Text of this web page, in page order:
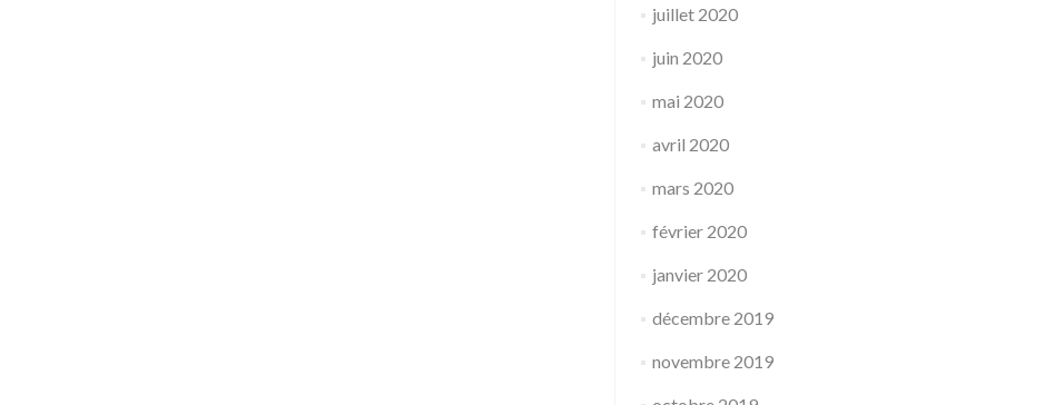
juillet 2020
juin 2020
mai 2020
avril 2020
mars 2020
février 2020
janvier 2020
décembre 2019
novembre 2019